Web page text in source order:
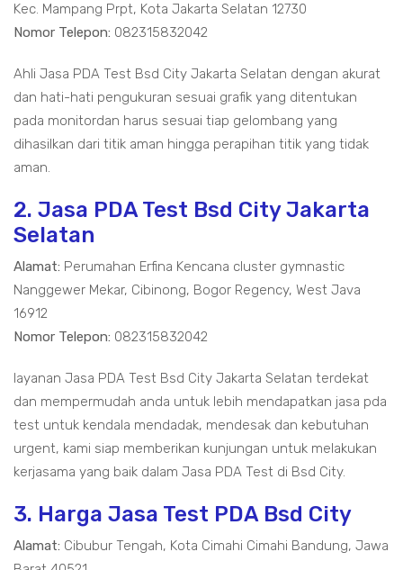
Kec. Mampang Prpt, Kota Jakarta Selatan 12730
Nomor Telepon: 082315832042
Ahli Jasa PDA Test Bsd City Jakarta Selatan dengan akurat
dan hati-hati pengukuran sesuai grafik yang ditentukan
pada monitordan harus sesuai tiap gelombang yang
dihasilkan dari titik aman hingga perapihan titik yang tidak
aman.
2. Jasa PDA Test Bsd City Jakarta
Selatan
Alamat: Perumahan Erfina Kencana cluster gymnastic
Nanggewer Mekar, Cibinong, Bogor Regency, West Java
16912
Nomor Telepon: 082315832042
layanan Jasa PDA Test Bsd City Jakarta Selatan terdekat
dan mempermudah anda untuk lebih mendapatkan jasa pda
test untuk kendala mendadak, mendesak dan kebutuhan
urgent, kami siap memberikan kunjungan untuk melakukan
kerjasama yang baik dalam Jasa PDA Test di Bsd City.
3. Harga Jasa Test PDA Bsd City
Alamat: Cibubur Tengah, Kota Cimahi Cimahi Bandung, Jawa